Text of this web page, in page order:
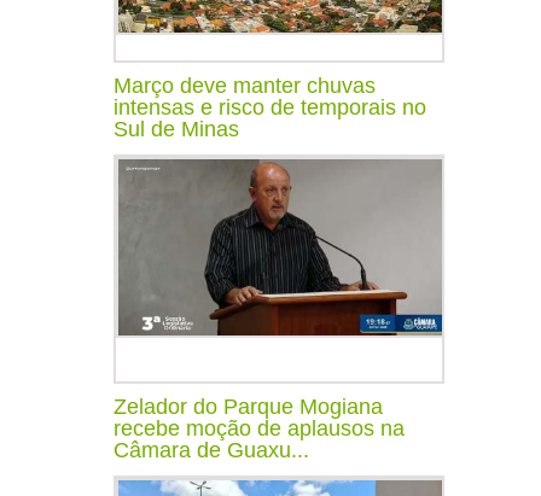
Março deve manter chuvas
intensas e risco de temporais no
Sul de Minas
Zelador do Parque Mogiana
recebe moção de aplausos na
Câmara de Guaxu...